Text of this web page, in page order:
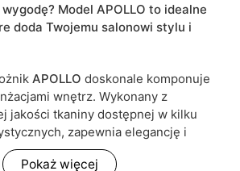
narożnik typu "L"
5905723960752
10 dni roboczych
produkcyjny i właściwości materiałów,
Model APOLLO to idealne
doda Twojemu salonowi stylu i
APOLLO doskonale komponuje
wnętrz. Wykonany z
jakości tkaniny dostępnej w kilku
zapewnia elegancję i
kształt w literę Lsprawia, że jest
idealny do mniejszych
Pokaż więcej